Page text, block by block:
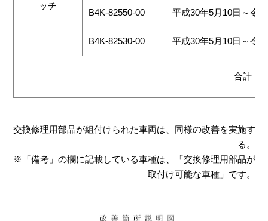
ッチ
B4K-82550-00 平成30年5月10日～令
B4K-82530-00 平成30年5月10日～令
合計
交換修理用部品が組付けられた車両は、同様の改善を実施す
る。
※「備考」の欄に記載している車種は、「交換修理用部品が
取付け可能な車種」です。